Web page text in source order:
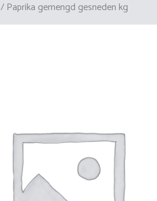
/ Paprika gemengd gesneden kg